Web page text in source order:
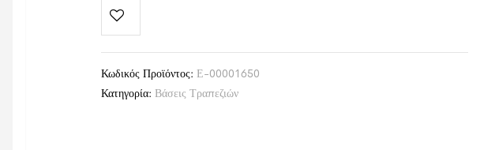
Κωδικός Προϊόντος: Ε-00001650
Κατηγορία: Βάσεις Τραπεζιών